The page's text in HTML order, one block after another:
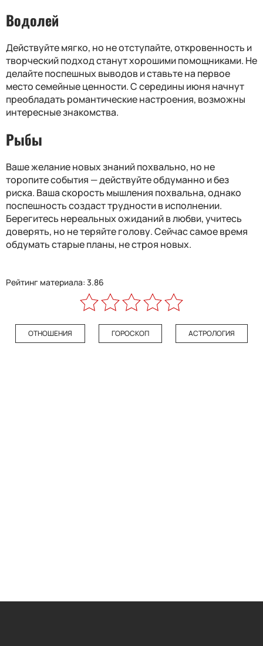
Водолей
Действуйте мягко, но не отступайте, откровенность и
творческий подход станут хорошими помощниками. Не
делайте поспешных выводов и ставьте на первое
место семейные ценности. С середины июня начнут
преобладать романтические настроения, возможны
интересные знакомства.
Рыбы
Ваше желание новых знаний похвально, но не
торопите события — действуйте обдуманно и без
риска. Ваша скорость мышления похвальна, однако
поспешность создаст трудности в исполнении.
Берегитесь нереальных ожиданий в любви, учитесь
доверять, но не теряйте голову. Сейчас самое время
обдумать старые планы, не строя новых.
Рейтинг материала: 3.86
ОТНОШЕНИЯ ГОРОСКОП АСТРОЛОГИЯ